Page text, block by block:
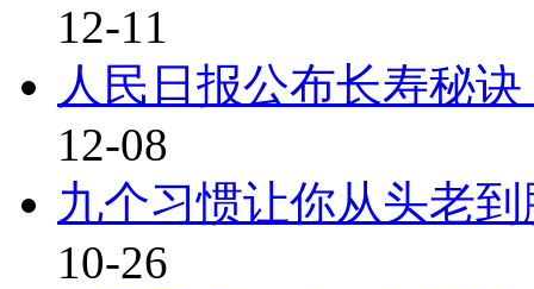
12-11
人民日报公布长寿秘
12-08
九个习惯让你从头老
10-26